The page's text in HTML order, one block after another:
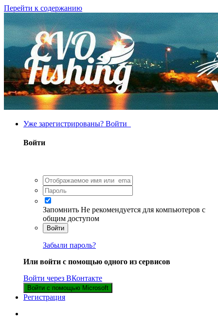
Перейти к содержанию
Уже зарегистрированы? Войти
Войти
Запомнить Не рекомендуется для компьютеров с
общим доступом
Войти
Забыли пароль?
Или войти с помощью одного из сервисов
Войти через ВКонтакте
Войти с помощью Microsoft
Регистрация